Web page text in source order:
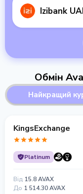
Izibank
Обмін
Найкращий
KingsExchange
Platinum
Від 15.8 AVAX
До 1 514.30 AVAX